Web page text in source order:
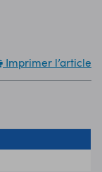
Imprimer l’article